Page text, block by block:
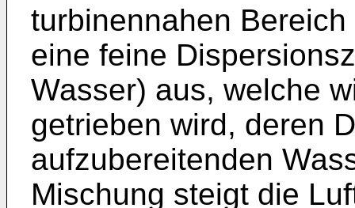
turbinennahen
eine feine
Wasser) aus, welche
getrieben wird, deren
aufzubereitenden
Mischung steigt die